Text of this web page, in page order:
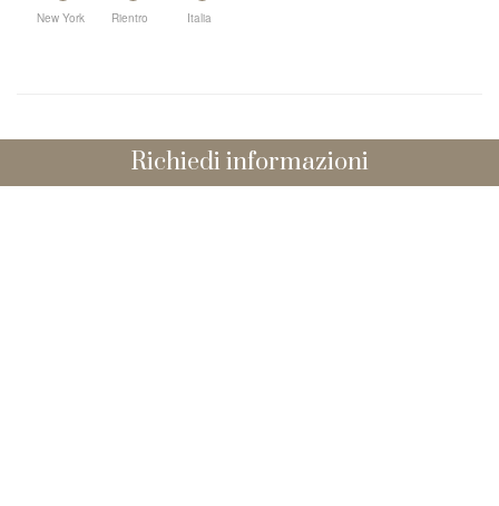
New York Rientro Italia
Richiedi informazioni